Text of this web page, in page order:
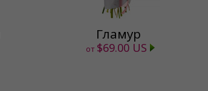
Гламур
от $69.00 US